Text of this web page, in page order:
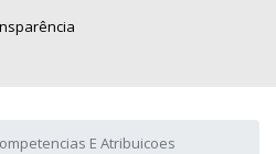
E Atribuicoes